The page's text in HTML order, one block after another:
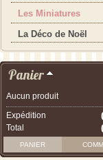
Les Miniatures
La Déco de Noël
Panier
Aucun produit
Expédition
Total
PANIER